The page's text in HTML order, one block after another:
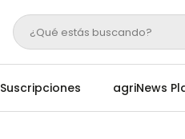
¿Qué estás buscando?
Suscripciones agriNews